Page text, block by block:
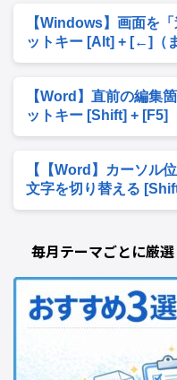
【Windows】画面を
ットキー [Alt] + [←]（
【Word】直前の編集
ットキー [Shift] + [F5]
【【Word】カーソル
文字を切り替える
毎月テーマごとに厳選